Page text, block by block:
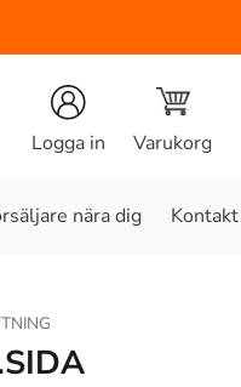
Logga in Varukorg
nära dig Kontakt